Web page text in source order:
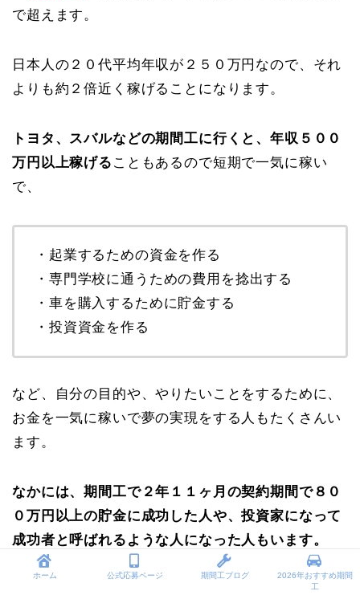
で超えます。
日本人の２０代平均年収が２５０万円なので、それ
よりも約２倍近く稼げることになります。
トヨタ、スバルなどの期間工に行くと、年収５００
万円以上稼げる こともあるので短期で一気に稼い
で、
・起業するための資金を作る
・専門学校に通うための費用を捻出する
・車を購入するために貯金する
・投資資金を作る
など、自分の目的や、やりたいことをするために、
お金を一気に稼いで夢の実現をする人もたくさんい
ます。
なかには、期間工で２年１１ヶ月の契約期間で８０
０万円以上の貯金に成功した人や、投資家になって
成功者と呼ばれるような人になった人もいます。
ホーム 公式応募ページ 期間工ブログ
2026年おすすめ期間
工